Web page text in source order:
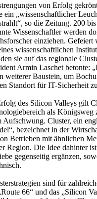
von Erfolg
ein „wissenschaftlicher
so die Zeitung. 200
Wissenschaftler werden
einziehen. Gefeiert
wissenschaftlichen
sie auf das regionale
Armin Laschet betonte:
weiterer Baustein, um
Standort für IT-Sicherheit
des Silicon Valleys gilt
als Königsweg
Aufschwung. Cluster, ein
bezeichnet in der
Betrieben mit ähnlichen
Region. Die Idee dahinter
gegenseitig ergänzen,
sind für
66“ und das „Silicon